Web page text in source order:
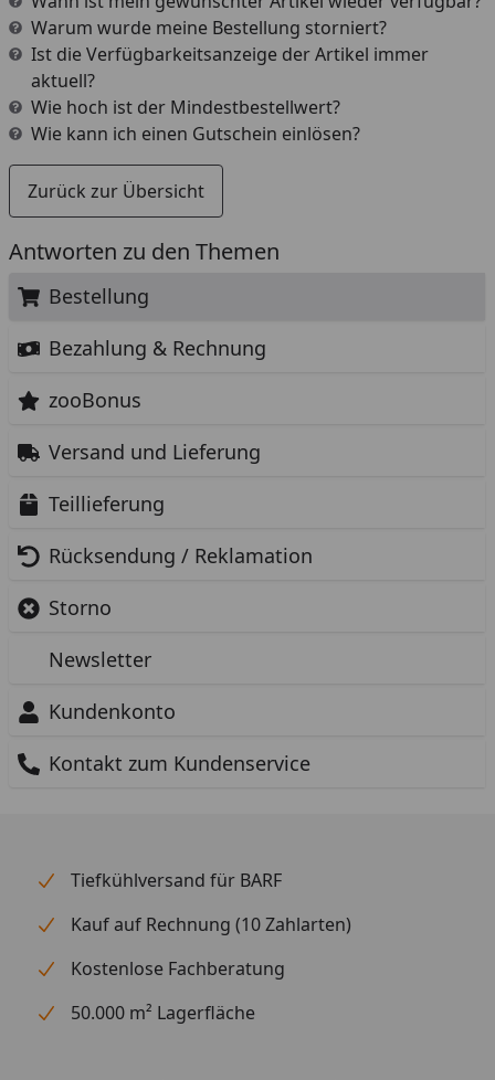
Antworten zu den Themen
Bestellung
Bezahlung & Rechnung
zooBonus
Versand und Lieferung
Teillieferung
Rücksendung / Reklamation
Storno
Newsletter
Kundenkonto
Kontakt zum Kundenservice
Warum wurde meine Bestellung storniert?
Ist die Verfügbarkeitsanzeige der Artikel immer
aktuell?
Wie hoch ist der Mindestbestellwert?
Wie kann ich einen Gutschein einlösen?
Zurück zur Übersicht
Tiefkühlversand für BARF
Kauf auf Rechnung (10 Zahlarten)
Kostenlose Fachberatung
50.000 m² Lagerfläche